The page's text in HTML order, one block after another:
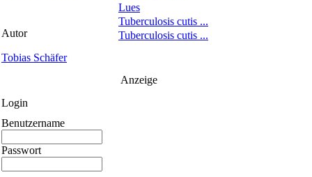
Autor
Tobias Schäfer
Login
Benutzername
Passwort
Lues
Tuberculosis cutis ...
Tuberculosis cutis ...
Anzeige